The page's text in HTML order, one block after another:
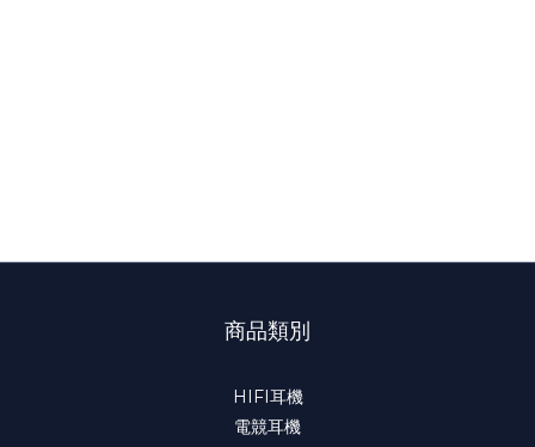
商品類別
HIFI耳機
電競耳機